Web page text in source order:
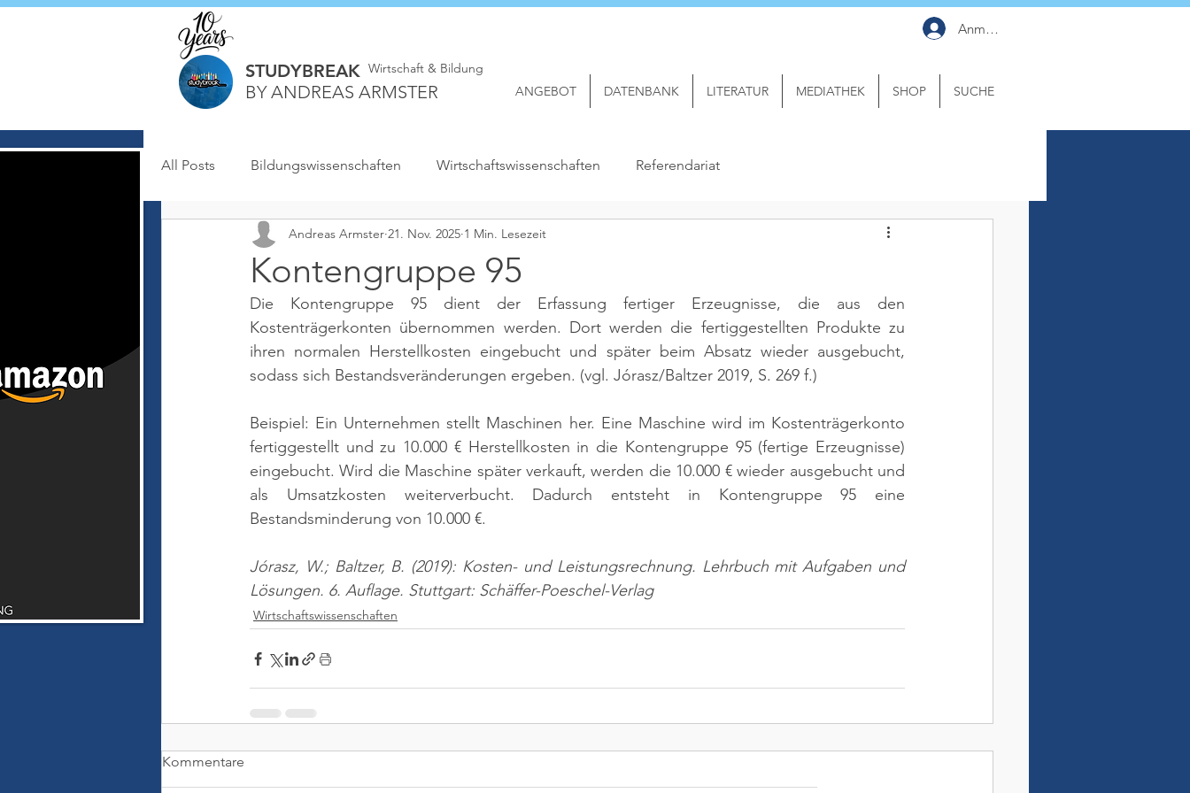
STUDYBREAK
BY ANDREAS ARMSTER
Wirtschaft & Bildung
Anmelden
ANGEBOT DATENBANK LITERATUR MEDIATHEK SHOP SUCHE
All Posts Bildungswissenschaften Wirtschaftswissenschaften Referendariat
Kontengruppe 95
Andreas Armster 21. Nov. 2025 1 Min. Lesezeit
Die Kontengruppe 95 dient der Erfassung fertiger Erzeugnisse, die aus den
Kostenträgerkonten übernommen werden. Dort werden die fertiggestellten Produkte zu
ihren normalen Herstellkosten eingebucht und später beim Absatz wieder ausgebucht,
sodass sich Bestandsveränderungen ergeben. (vgl. Jórasz/Baltzer 2019, S. 269 f.)
Beispiel: Ein Unternehmen stellt Maschinen her. Eine Maschine wird im Kostenträgerkonto
fertiggestellt und zu 10.000 € Herstellkosten in die Kontengruppe 95 (fertige Erzeugnisse)
eingebucht. Wird die Maschine später verkauft, werden die 10.000 € wieder ausgebucht und
als Umsatzkosten weiterverbucht. Dadurch entsteht in Kontengruppe 95 eine
Bestandsminderung von 10.000 €.
Jórasz, W.; Baltzer, B. (2019): Kosten- und Leistungsrechnung. Lehrbuch mit Aufgaben und
Lösungen. 6. Auflage. Stuttgart: Schäffer-Poeschel-Verlag
Wirtschaftswissenschaften
Kommentare